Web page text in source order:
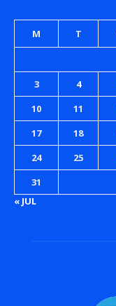
M T
3
4
10
11
17
18
24
25
31
« JUL